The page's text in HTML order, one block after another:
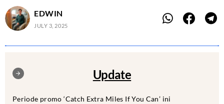
EDWIN
JULY 3, 2025
Update
Periode promo ‘Catch Extra Miles If You Can’ ini